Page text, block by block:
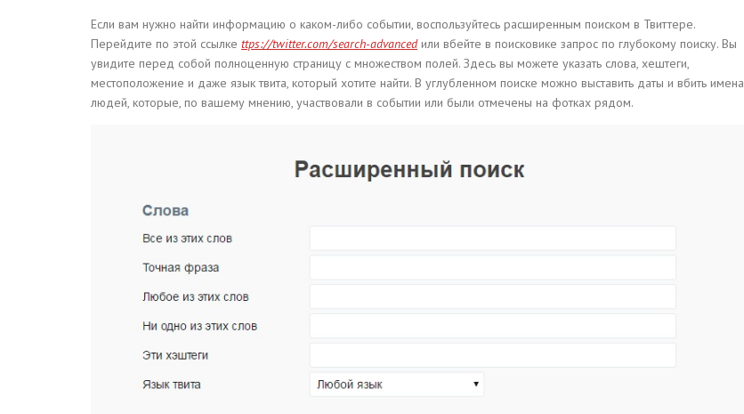
Если вам нужно найти информацию о каком-либо событии, воспользуйтесь расширенным поиском в Твиттере.
Перейдите по этой ссылке ttps://twitter.com/search-advancedили вбейте в поисковике запрос по глубокому поиску. Вы
увидите перед собой полноценную страницу с множеством полей. Здесь вы можете указать слова, хештеги,
местоположение и даже язык твита, который хотите найти. В углубленном поиске можно выставить даты и вбить имена
людей, которые, по вашему мнению, участвовали в событии или были отмечены на фотках рядом.